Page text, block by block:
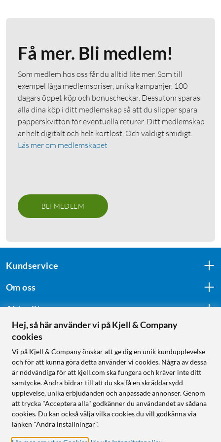
Få mer. Bli medlem!
Som medlem hos oss får du alltid lite mer. Som till
exempel låga medlemspriser, unika kampanjer, 100
dagars öppet köp och bonuscheckar. Dessutom sparas
alla dina köp i ditt medlemskap så att du slipper spara
papperskvitton för eventuella returer. Ditt medlemskap
är helt digitalt och helt kortlöst. Och väldigt smidigt.
Läs mer om medlemskapet
BLI MEDLEM
Kundservice
Om oss
Aktuellt
Följ oss
Handla från:
Sverige
Norge
Hej, så här använder vi på Kjell & Company
cookies
Vi på Kjell & Company önskar att ge dig en unik kundupplevelse
och för att kunna göra detta använder vi cookies. Några av dessa
är nödvändiga för att kjell.com ska fungera och kräver inte ditt
samtycke. Andra bidrar till att du ska få en skräddarsydd
upplevelse, unika erbjudanden och anpassade annonser. Genom
att trycka "Acceptera alla" godkänner du användandet av sådana
cookies. Du kan också välja vilka cookies du vill godkänna via
länken "Ändra inställningar".